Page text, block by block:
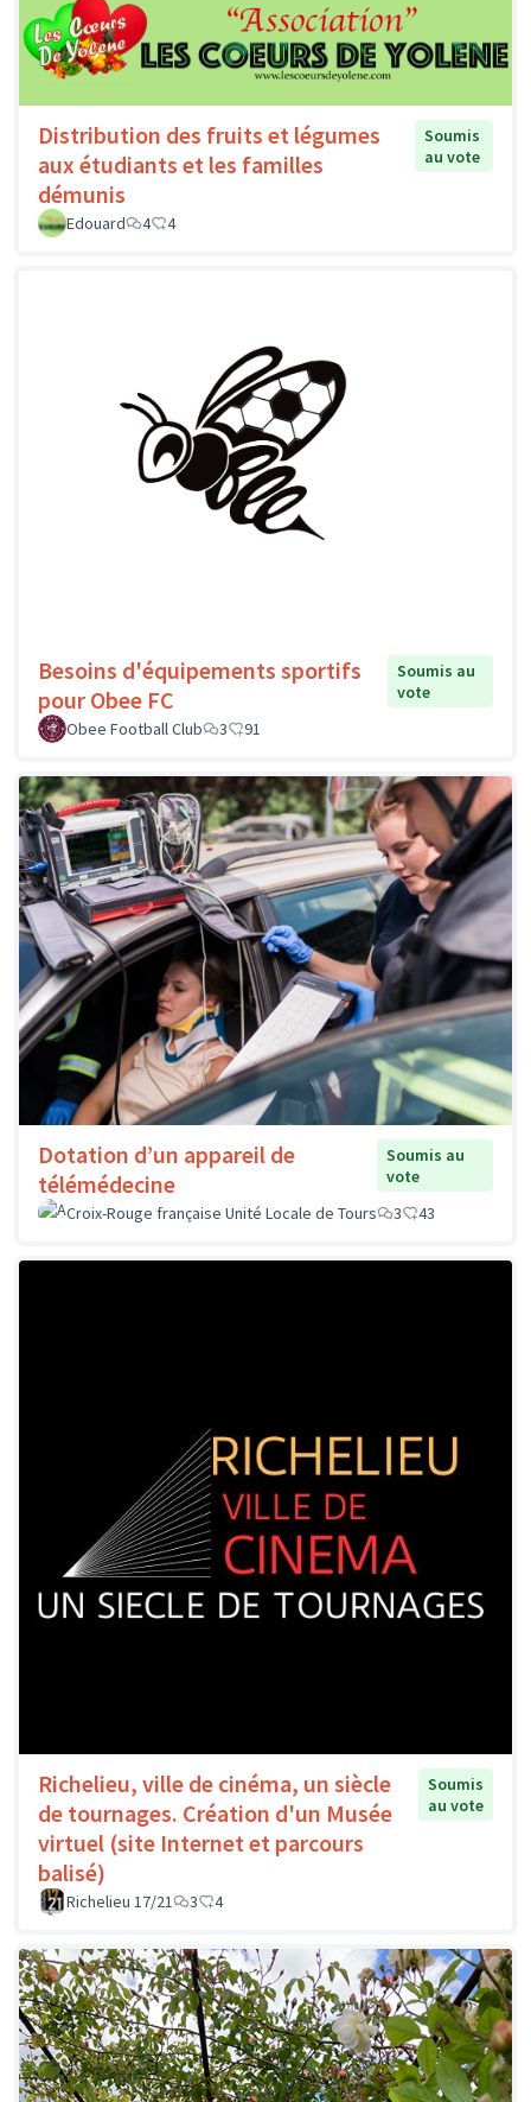
Distribution des fruits et légumes
aux étudiants et les familles
démunis
Soumis
au vote
Edouard 4 4
Besoins d'équipements sportifs
pour Obee FC
Soumis au
vote
Obee Football Club
3 91
Dotation d’un appareil de
télémédecine
Soumis au
vote
Croix-Rouge française Unité Locale de Tours
3 43
Richelieu, ville de cinéma, un siècle
de tournages. Création d'un Musée
virtuel (site Internet et parcours
balisé)
Soumis
au vote
Richelieu 17/21 3 4